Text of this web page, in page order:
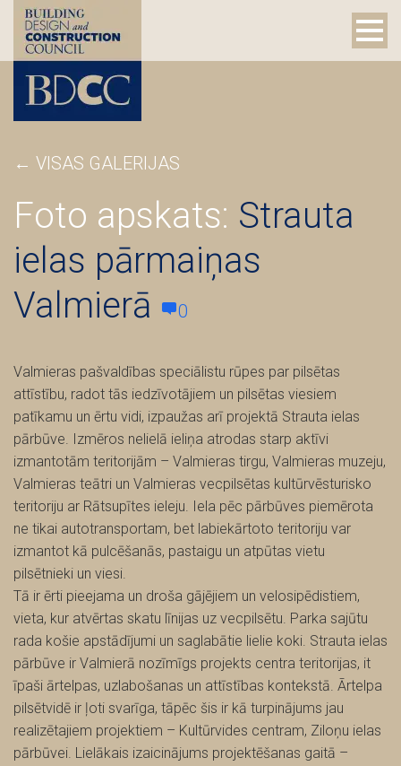
← VISAS GALERIJAS
Foto apskats: Strauta
ielas pārmaiņas
Valmierā
0
Valmieras pašvaldības speciālistu rūpes par pilsētas
attīstību, radot tās iedzīvotājiem un pilsētas viesiem
patīkamu un ērtu vidi, izpaužas arī projektā Strauta ielas
pārbūve. Izmēros nelielā ieliņa atrodas starp aktīvi
izmantotām teritorijām – Valmieras tirgu, Valmieras muzeju,
Valmieras teātri un Valmieras vecpilsētas kultūrvēsturisko
teritoriju ar Rātsupītes ieleju. Iela pēc pārbūves piemērota
ne tikai autotransportam, bet labiekārtoto teritoriju var
izmantot kā pulcēšanās, pastaigu un atpūtas vietu
pilsētnieki un viesi.
Tā ir ērti pieejama un droša gājējiem un velosipēdistiem,
vieta, kur atvērtas skatu līnijas uz vecpilsētu. Parka sajūtu
rada košie apstādījumi un saglabātie lielie koki. Strauta ielas
pārbūve ir Valmierā nozīmīgs projekts centra teritorijas, it
īpaši ārtelpas, uzlabošanas un attīstības kontekstā. Ārtelpa
pilsētvidē ir ļoti svarīga, tāpēc šis ir kā turpinājums jau
realizētajiem projektiem – Kultūrvides centram, Ziloņu ielas
pārbūvei. Lielākais izaicinājums projektēšanas gaitā –